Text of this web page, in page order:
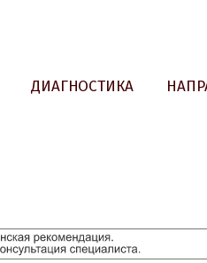
ДИАГНОСТИКА